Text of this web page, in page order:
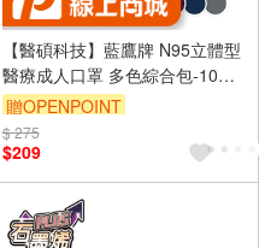
【醫碩科技】藍鷹牌 N95立體型
醫療成人口罩 多色綜合包-10色
各1片
贈OPENPOINT
$ 275
$209